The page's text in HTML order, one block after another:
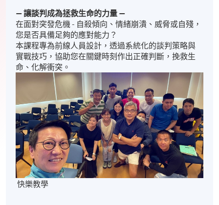
—讓談判成為拯救生命的力量 —
在面對突發危機 - 自殺傾向、情緒崩潰、威脅或自殘，
您是否具備足夠的應對能力？
本課程專為前線人員設計，透過系統化的談判策略與
實戰技巧，協助您在關鍵時刻作出正確判斷，挽救生
命、化解衝突。
快樂教學